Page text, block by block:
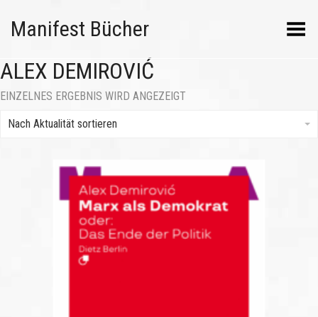
Manifest Bücher Menü umschalten
ALEX DEMIROVIĆ
EINZELNES ERGEBNIS WIRD ANGEZEIGT
Nach Aktualität sortieren